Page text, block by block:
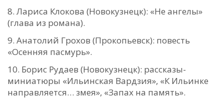
Лариса Клокова (Новокузнецк): «Не ангелы»
(глава из романа).
Анатолий Грохов (Прокопьевск): повесть
«Осенняя пасмурь».
Борис Рудаев (Новокузнецк): рассказы-
миниатюры «Ильинская Вардзия», «К Ильинке
направляется… змея», «Запах на память».